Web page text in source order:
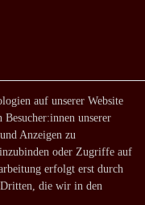
auf unserer Website
Besucher:innen unserer
Anzeigen zu
oder Zugriffe auf
erfolgt erst durch
Dritten, die wir in den